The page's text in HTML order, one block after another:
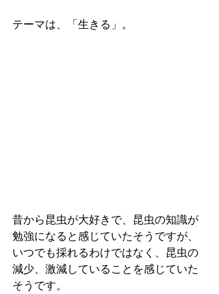
テーマは、「生きる」。
昔から昆虫が大好きで、昆虫の知識が
勉強になると感じていたそうですが、
いつでも採れるわけではなく、昆虫の
減少、激減していることを感じていた
そうです。